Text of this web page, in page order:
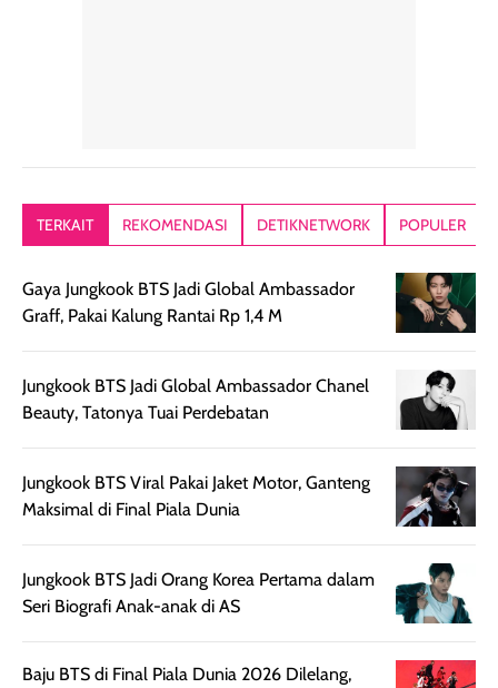
TERKAIT REKOMENDASI DETIKNETWORK POPULER
Gaya Jungkook BTS Jadi Global Ambassador
Graff, Pakai Kalung Rantai Rp 1,4 M
Jungkook BTS Jadi Global Ambassador Chanel
Beauty, Tatonya Tuai Perdebatan
Jungkook BTS Viral Pakai Jaket Motor, Ganteng
Maksimal di Final Piala Dunia
Jungkook BTS Jadi Orang Korea Pertama dalam
Seri Biografi Anak-anak di AS
Baju BTS di Final Piala Dunia 2026 Dilelang,